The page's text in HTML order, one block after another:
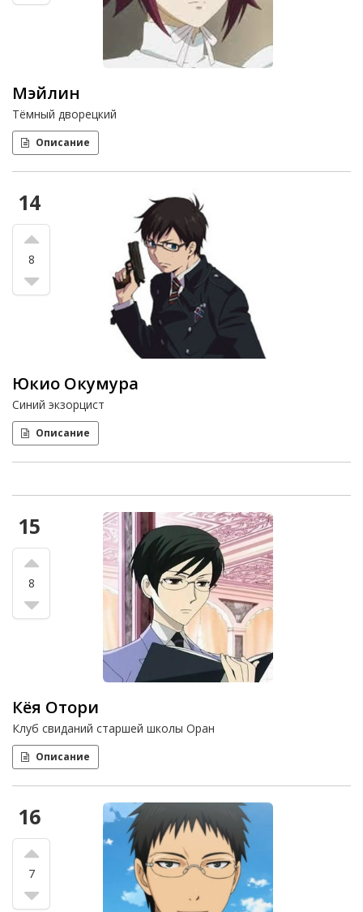
Мэйлин
Тёмный дворецкий
Описание
14
8
Юкио Окумура
Синий экзорцист
Описание
15
8
Кёя Отори
Клуб свиданий старшей школы Оран
Описание
16
7